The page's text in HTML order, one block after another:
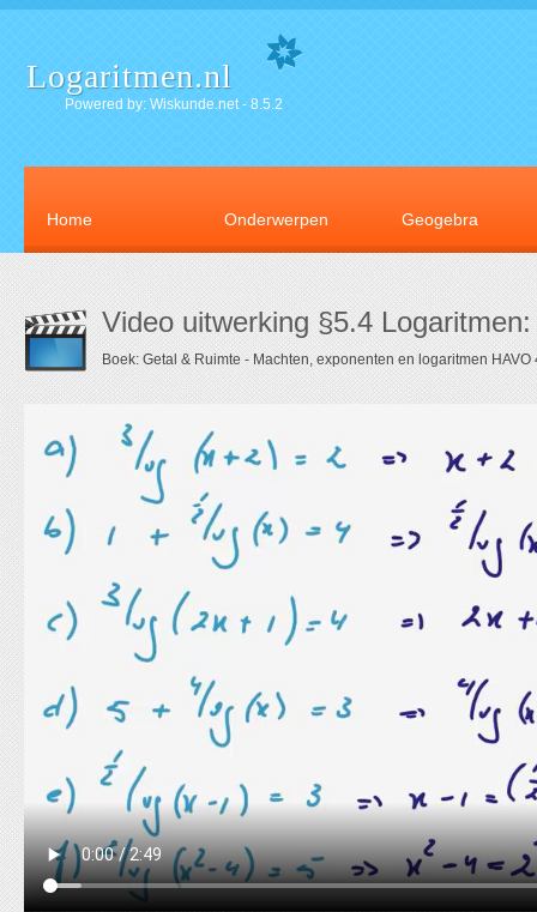
Logaritmen.nl
Powered by: Wiskunde.net - 8.5.2
Home Onderwerpen Geogebra
Video uitwerking §5.4
Boek: Getal & Ruimte - Machten, exponenten en logaritmen